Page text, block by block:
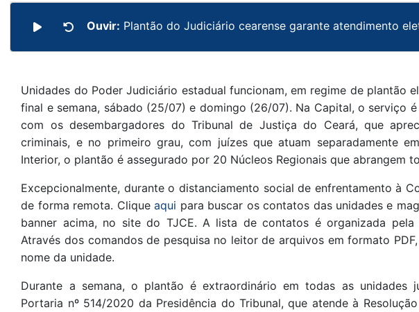
Ouvir: Plantão do Judiciário cearense garante atendimento
Unidades do Poder Judiciário estadual funcionam, em regime de plantão
final e semana, sábado (25/07) e domingo (26/07). Na Capital, o serviço
com os desembargadores do Tribunal de Justiça do Ceará, que
criminais, e no primeiro grau, com juízes que atuam separadamente
Interior, o plantão é assegurado por 20 Núcleos Regionais que abrangem
Excepcionalmente, durante o distanciamento social de enfrentamento à
de forma remota. Cliqueaqui para buscar os contatos das unidades e
banner acima, no site do TJCE. A lista de contatos é organizada pela
Através dos comandos de pesquisa no leitor de arquivos em formato
nome da unidade.
Durante a semana, o plantão é extraordinário em todas as unidades
Portaria nº 514/2020 da Presidência do Tribunal, que atende à